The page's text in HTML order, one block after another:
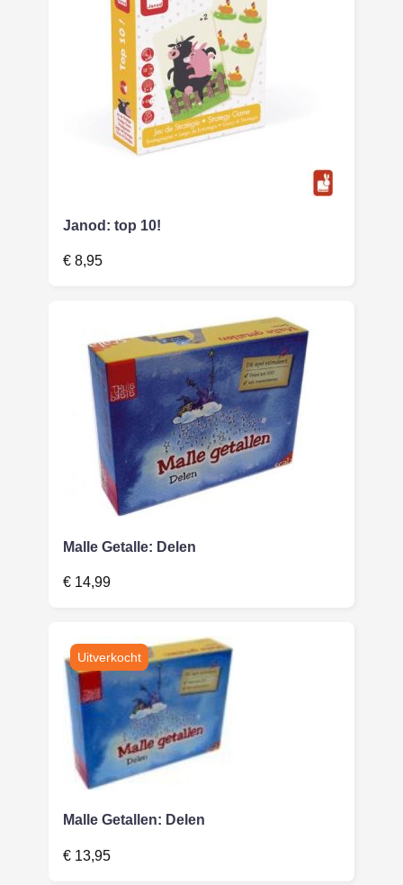
Janod: top 10!
€ 8,95
Malle Getalle: Delen
€ 14,99
Malle Getallen: Delen
€ 13,95